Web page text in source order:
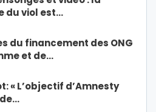
du viol est…
du financement des ONG
et de…
« L’objectif d’Amnesty